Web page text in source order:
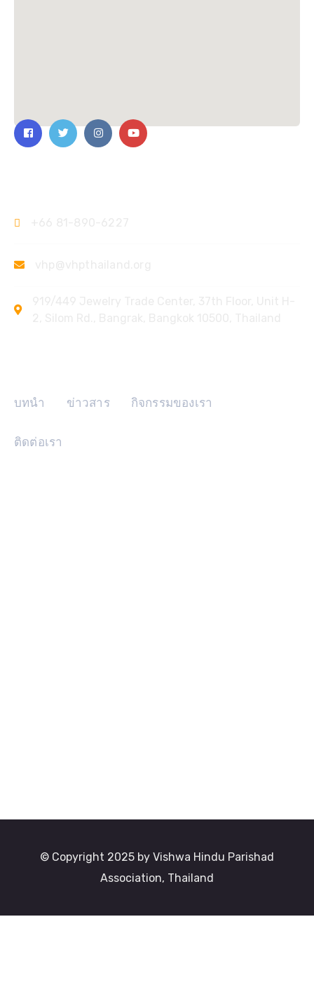
บทนำ ข่าวสาร กิจกรรมของเรา
ติดต่อเรา
© Copyright 2025 by Vishwa Hindu Parishad
Association, Thailand